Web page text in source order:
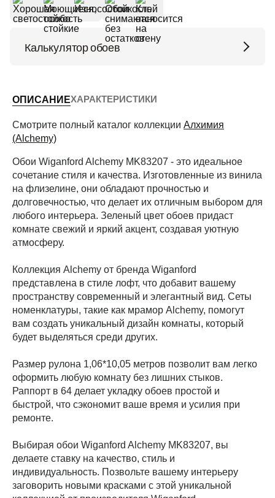
Калькулятор обоев
Периметр комнаты (м)
Рассчитать
ОПИСАНИЕХАРАКТЕРИСТИКИ
Смотрите полный каталог коллекции Алхимия
(Alchemy)
Обои Wiganford Alchemy MK83207 - это идеальное
сочетание стиля и качества. Изготовленные из винила
на флизелине, они обладают прочностью и
долговечностью, что делает их отличным выбором для
любого интерьера. Зеленый цвет обоев придаст
комнате свежий и яркий акцент, создавая уютную
атмосферу.
Коллекция Alchemy от бренда Wiganford
представлена в стиле лофт, что добавит вашему
пространству современный и элегантный вид. Сеты
номенклатуры, такие как мрамор Alchemy, помогут
вам создать уникальный дизайн комнаты, который
будет выделяться среди других.
Размер рулона 1,06*10,05 метров позволит вам легко
оформить любую комнату без лишних стыков.
Раппорт в 64 делает укладку обоев простой и
быстрой, что сэкономит ваше время и усилия при
ремонте.
Выбирая обои Wiganford Alchemy MK83207, вы
делаете ставку на качество, стиль и
индивидуальность. Позвольте вашему интерьеру
заговорить новыми красками с этой уникальной